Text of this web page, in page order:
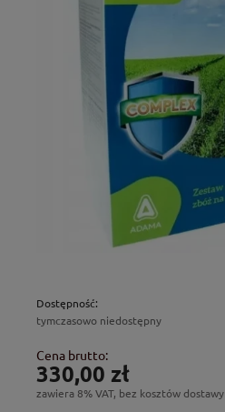
Dostępność:
tymczasowo niedostępny
Cena brutto:
330,00 zł
zawiera 8% VAT, bez kosztów dostawy